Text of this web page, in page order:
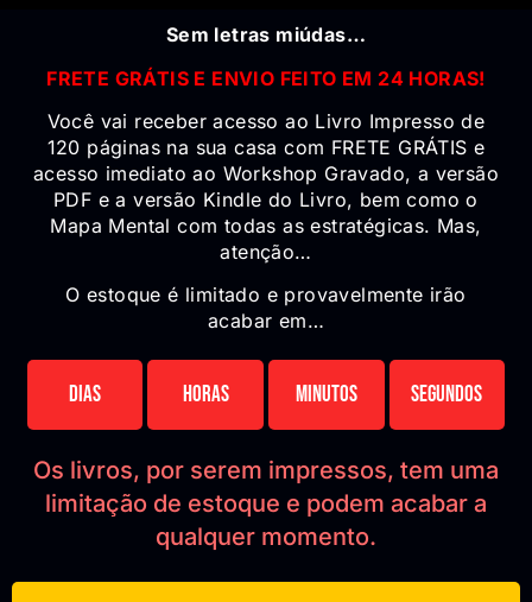
Sem letras miúdas…
FRETE GRÁTIS E ENVIO FEITO EM 24 HORAS!
Você vai receber acesso ao Livro Impresso de
120 páginas na sua casa com FRETE GRÁTIS e
acesso imediato ao Workshop Gravado, a versão
PDF e a versão Kindle do Livro, bem como o
Mapa Mental com todas as estratégicas. Mas,
atenção…
O estoque é limitado e provavelmente irão
acabar em…
Dias Horas Minutos Segundos
Os livros, por serem impressos, tem uma
limitação de estoque e podem acabar a
qualquer momento.